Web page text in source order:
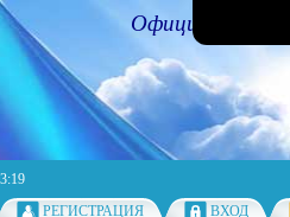
Официальный
РЕГИСТРАЦИЯ ВХОД